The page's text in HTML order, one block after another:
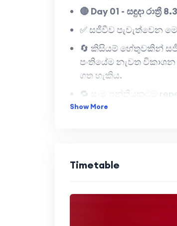
🔴 Day 01 - සඳුදා රාත්‍රී
✅ සජීවීව පැවැත්වෙන
🔄 කිසියම් හේතුවකින්
පංතියේම නැවත
ගත හැකිය.
🔁 සෑම පන්තියකටම
🎥 ඒ සඳහා ද සහභාගි
Show More
Timetable